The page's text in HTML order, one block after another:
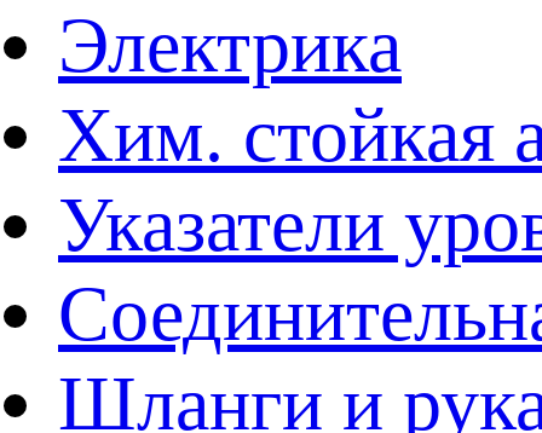
Электрика
Хим. стойкая
Указатели
Шланги и